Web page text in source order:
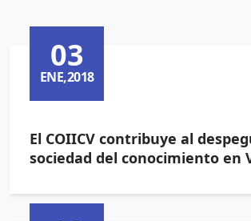
03
ENE,2018
El COIICV contribuye al
sociedad del conocimiento en